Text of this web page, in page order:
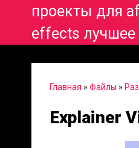
проекты для
effects лучшее
Главная » Файлы »
Explainer